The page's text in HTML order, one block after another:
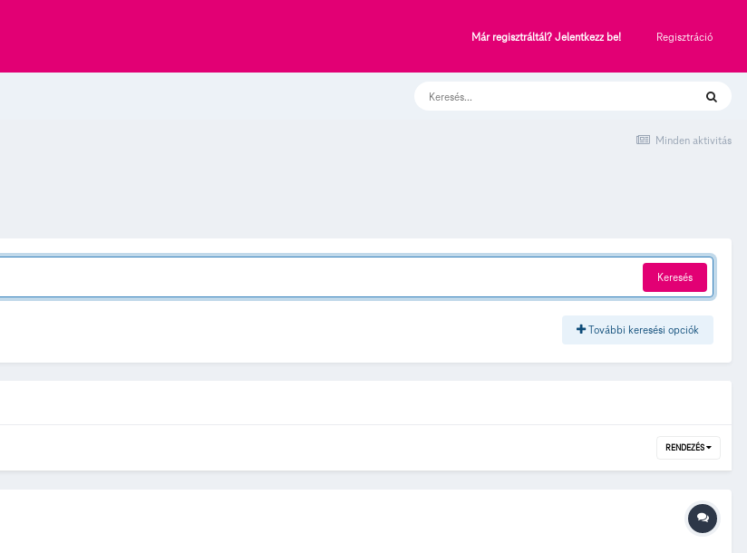
Már regisztráltál? Jelentkezz be! Regisztráció
Minden aktivitás
Keresés
További keresési opciók
RENDEZÉS